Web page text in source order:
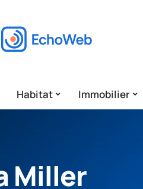
Habitat Immobilier
Miller